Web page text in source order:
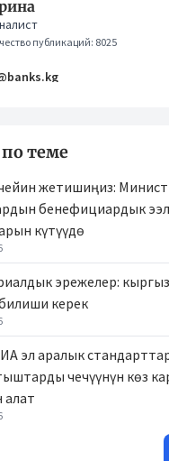
публикаций: 8025
теме
жетишиңиз:
бенефициардык
күтүүдө
эрежелер:
керек
эл аралык
чечүүнүн көз
алат